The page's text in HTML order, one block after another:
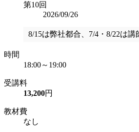
第10回
2026/09/26
8/15は弊社都合、7/4・8/22は
時間
18:00～19:00
受講料
13,200円
教材費
なし